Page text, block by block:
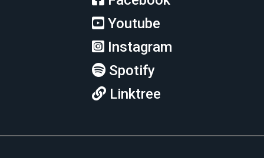
Youtube
Instagram
Spotify
Linktree